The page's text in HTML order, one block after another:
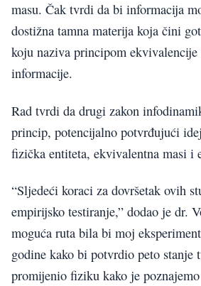
masu. Čak tvrdi da bi informacija
dostižna tamna materija koja čini
koju naziva principom ekvivalencije
informacije.
Rad tvrdi da drugi zakon
princip, potencijalno potvrđujući
fizička entiteta, ekvivalentna masi i
“Sljedeći koraci za dovršetak ovih
empirijsko testiranje,” dodao je dr.
moguća ruta bila bi moj
godine kako bi potvrdio peto stanje
promijenio fiziku kako je